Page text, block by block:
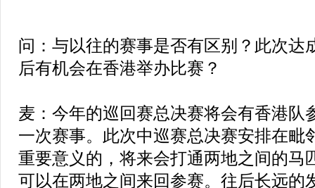
问：与以往的赛事是否有区别？此次达
后有机会在香港举办比赛？
麦：今年的巡回赛总决赛将会有香港队
一次赛事。此次中巡赛总决赛安排在毗
重要意义的，将来会打通两地之间的马
可以在两地之间来回参赛。往后长远的